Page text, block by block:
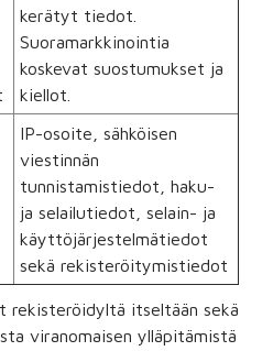
kerätyt tiedot.
Suoramarkkinointia
koskevat suostumukset ja
kiellot.
IP-osoite, sähköisen
viestinnän
tunnistamistiedot, haku-
ja selailutiedot, selain- ja
käyttöjärjestelmätiedot
sekä rekisteröitymistiedot
rekisteröidyltä itseltään sekä
viranomaisen ylläpitämistä